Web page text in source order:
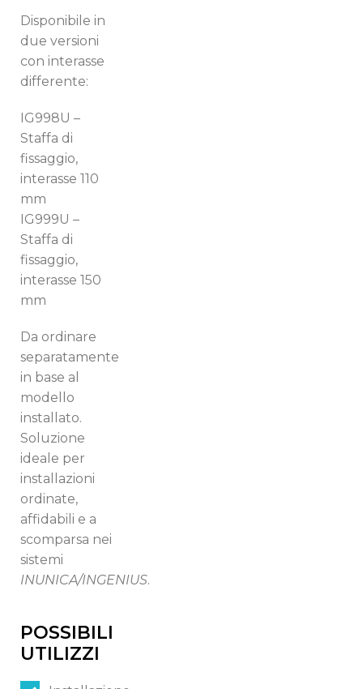
Disponibile in
due versioni
con interasse
differente:
IG998U –
Staffa di
fissaggio,
interasse 110
mm
IG999U –
Staffa di
fissaggio,
interasse 150
mm
Da ordinare
separatamente
in base al
modello
installato.
Soluzione
ideale per
installazioni
ordinate,
affidabili e a
scomparsa nei
sistemi
INUNICA/INGENIUS.
POSSIBILI
UTILIZZI
Switch The Language